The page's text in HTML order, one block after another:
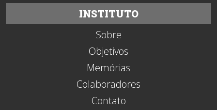
INSTITUTO
Sobre
Objetivos
Memórias
Colaboradores
Contato